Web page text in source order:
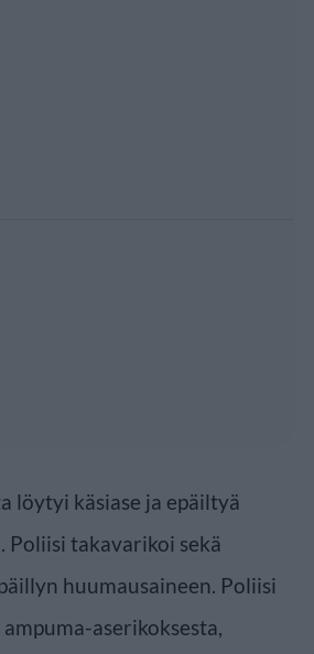
löytyi käsiase ja epäiltyä
Poliisi takavarikoi sekä
huumausaineen. Poliisi
aserikoksesta,